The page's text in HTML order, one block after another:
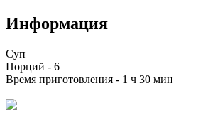
Информация
Суп
Порций - 6
Время приготовления - 1 ч 30 мин